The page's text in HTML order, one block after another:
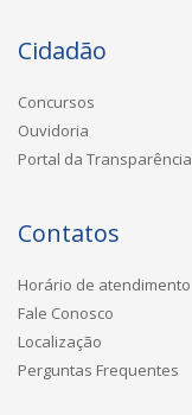
Cidadão
Concursos
Ouvidoria
Portal da Transparência
Contatos
Horário de atendimento
Fale Conosco
Localização
Perguntas Frequentes